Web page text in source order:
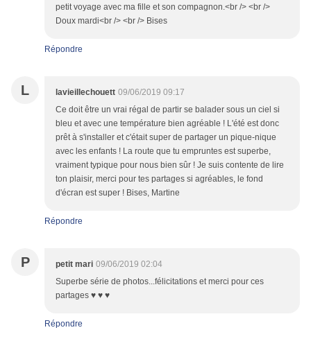
petit voyage avec ma fille et son compagnon.<br /> <br />
Doux mardi<br /> <br /> Bises
Répondre
L lavieillechouett 09/06/2019 09:17
Ce doit être un vrai régal de partir se balader sous un ciel si
bleu et avec une température bien agréable ! L'été est donc
prêt à s'installer et c'était super de partager un pique-nique
avec les enfants ! La route que tu empruntes est superbe,
vraiment typique pour nous bien sûr ! Je suis contente de lire
ton plaisir, merci pour tes partages si agréables, le fond
d'écran est super ! Bises, Martine
Répondre
P petit mari 09/06/2019 02:04
Superbe série de photos...félicitations et merci pour ces
partages ♥ ♥ ♥
Répondre